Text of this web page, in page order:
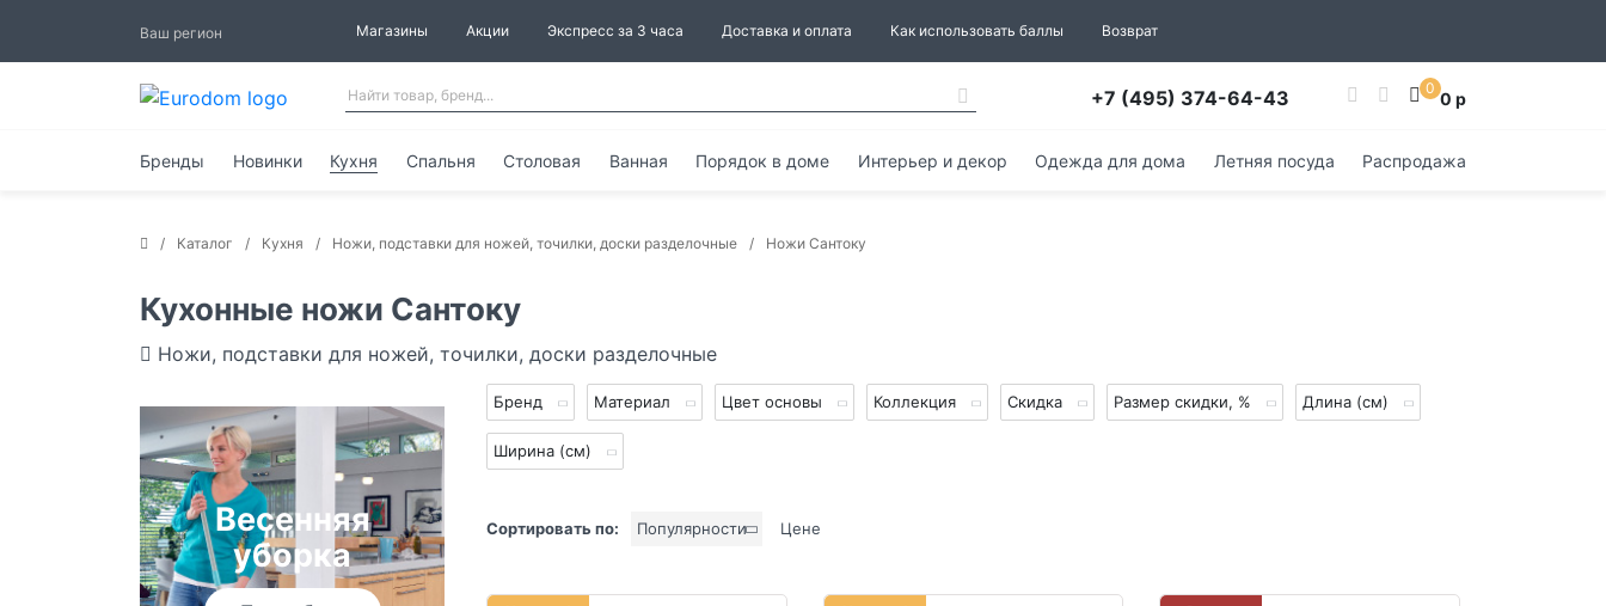
Ваш регион Магазины Акции Экспресс за 3 часа Доставка и оплата Как использовать баллы Возврат
+7 (495) 374-64-43 0 0 р
Бренды Новинки Кухня Спальня Столовая Ванная Порядок в доме Интерьер и декор Одежда для дома Летняя посуда Распродажа
Каталог Кухня Ножи, подставки для ножей, точилки, доски разделочные Ножи Сантоку
Кухонные ножи Сантоку
Ножи, подставки для ножей, точилки, доски разделочные
Весенняя
уборка
Бренд Материал Цвет основы Коллекция Скидка Размер скидки, % Длина (см)
Ширина (см)
Сортировать по: Популярности Цене